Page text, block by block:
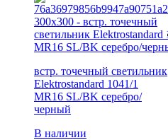
встр. точечный светильник
Elektrostandard 1041/1
MR16 SL/BK серебро/
черный
В наличии